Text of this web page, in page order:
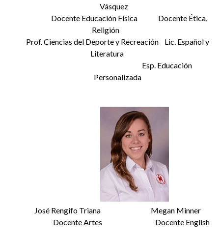
Vásquez
Docente Educación Física Docente Ética,
Religión
Prof. Ciencias del Deporte y Recreación Lic. Español y
Literatura
Esp. Educación
Personalizada
José Rengifo Triana Megan Minner
Docente Artes Docente English